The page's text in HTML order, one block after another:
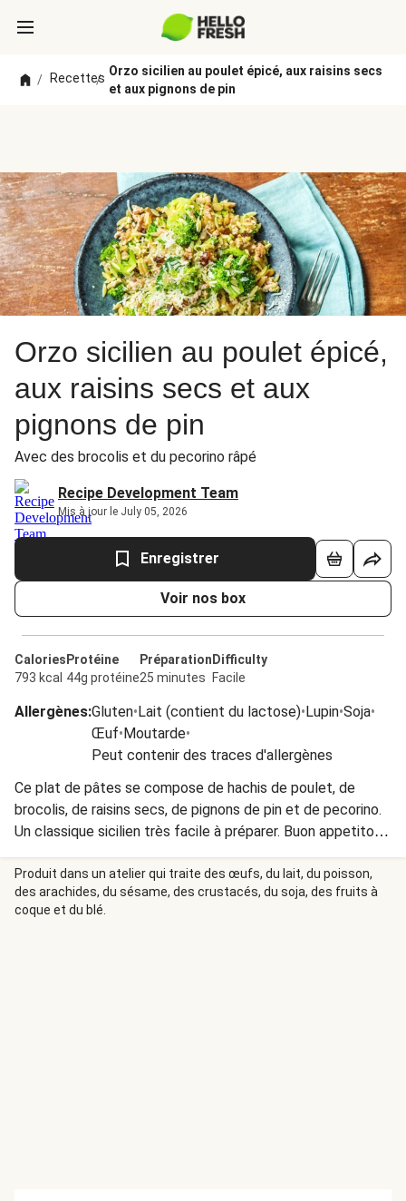
/ Recettes
/
Orzo sicilien au poulet épicé, aux raisins secs
et aux pignons de pin
Orzo sicilien au poulet épicé,
aux raisins secs et aux
pignons de pin
Avec des brocolis et du pecorino râpé
Recipe Development Team
Mis à jour le July 05, 2026
Enregistrer
Voir nos box
Calories
793 kcal
Protéine
44g protéine
Préparation
25 minutes
Difficulty
Facile
Allergènes:Gluten•Lait (contient du lactose)•Lupin•Soja•
Œuf•Moutarde•
Peut contenir des traces d'allergènes
Ce plat de pâtes se compose de hachis de poulet, de
brocolis, de raisins secs, de pignons de pin et de pecorino.
Un classique sicilien très facile à préparer. Buon appetito e
saluti dalla Sicilia !
Produit dans un atelier qui traite des œufs, du lait, du poisson,
des arachides, du sésame, des crustacés, du soja, des fruits à
coque et du blé.